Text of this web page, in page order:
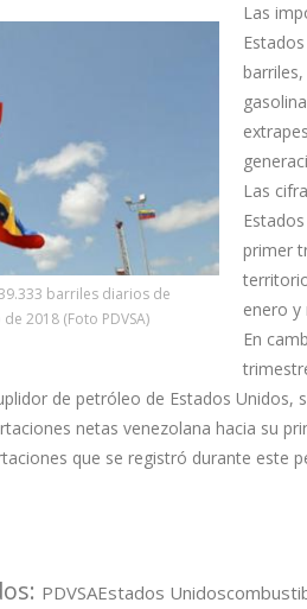
barriles diarios de
2018 (Foto PDVSA)
Las
Las
primer
enero y
En
de petróleo de Estados Unidos,
netas venezolana hacia su
que se registró durante este
PDVSAEstados Unidos